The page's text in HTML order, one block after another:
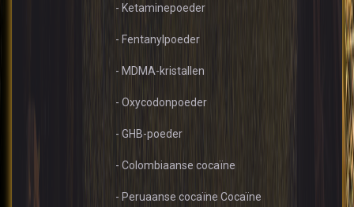
- Ketaminepoeder
- Fentanylpoeder
- MDMA-kristallen
- Oxycodonpoeder
- GHB-poeder
- Colombiaanse cocaïne
- Peruaanse cocaïne Cocaïne